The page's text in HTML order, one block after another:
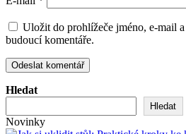
Uložit do prohlížeče jméno, e-mail
budoucí komentáře.
Hledat
Hledat
Novinky